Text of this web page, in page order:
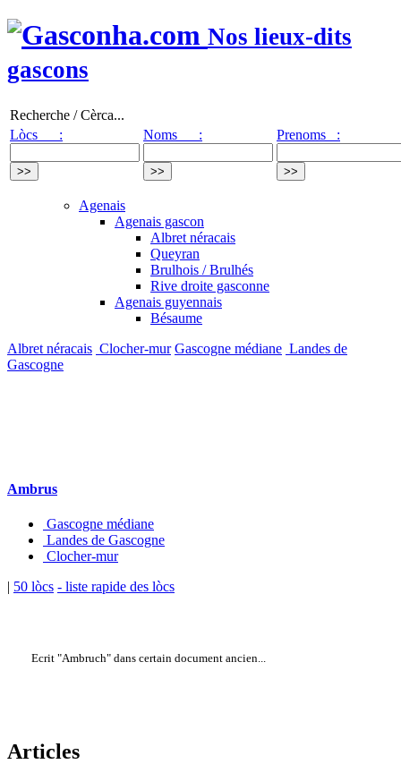
Nos lieux-dits
gascons
Recherche / Cèrca...
Lòcs :
Noms : Prenoms :
Agenais
Agenais gascon
Albret néracais
Queyran
Brulhois / Brulhés
Rive droite gasconne
Agenais guyennais
Bésaume
Albret néracais Clocher-mur Gascogne médiane Landes de
Gascogne
Ambrus
Gascogne médiane
Landes de Gascogne
Clocher-mur
| 50 lòcs - liste rapide des lòcs
Ecrit "Ambruch" dans certain document ancien...
Articles